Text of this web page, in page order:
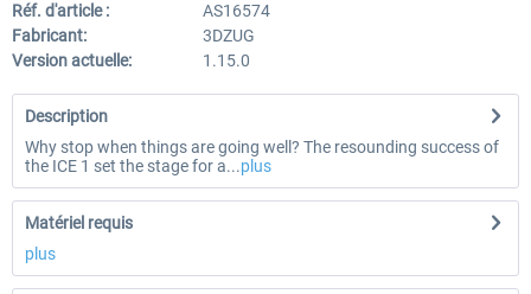
Réf. d'article :
AS16574
Fabricant:
3DZUG
Version actuelle:
1.15.0
Description
Why stop when things are going well? The resounding success of
the ICE 1 set the stage for a...plus
Matériel requis
plus